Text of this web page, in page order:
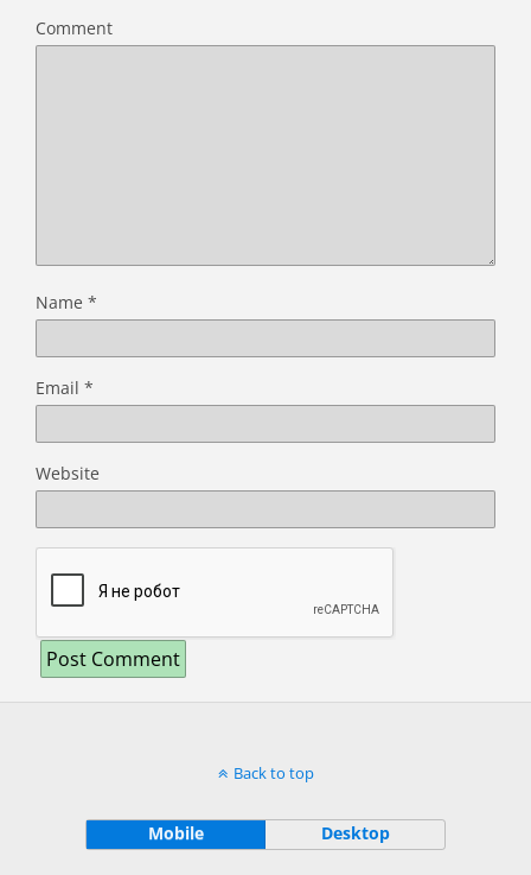
Comment
Name *
Email *
Website
Back to top
Mobile Desktop